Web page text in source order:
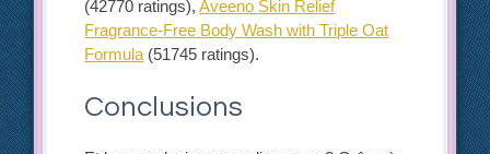
(42770 ratings),Aveeno Skin Relief
Fragrance-Free Body Wash with Triple Oat
Formula (51745 ratings).
Conclusions